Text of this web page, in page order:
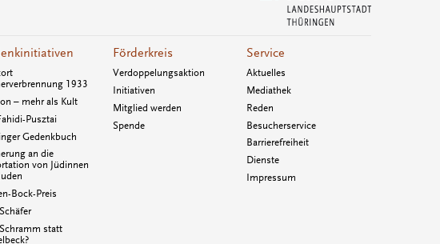
1933
– mehr als Kult
Pusztai
Gedenkbuch
an die
von Jüdinnen
Bock-Preis
statt
Förderkreis
Verdoppelungsaktion
Initiativen
Mitglied werden
Spende
Service
Aktuelles
Mediathek
Reden
Besucherservice
Barrierefreiheit
Dienste
Impressum